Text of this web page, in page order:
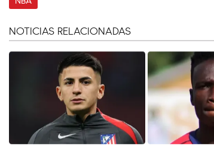
NOTICIAS RELACIONADAS